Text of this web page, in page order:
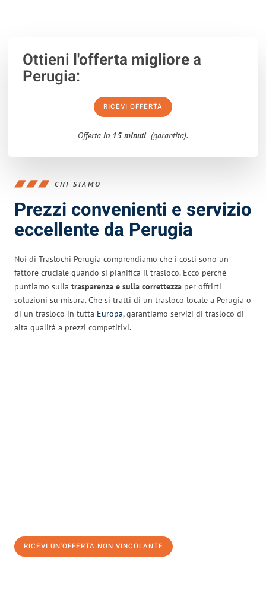
Ottieni l'offerta migliorea
Perugia:
RICEVI OFFERTA
Offerta in 15 minuti (garantita).
CHI SIAMO
Prezzi convenienti e servizio
eccellente da Perugia
Noi di Traslochi Perugia comprendiamo che i costi sono un
fattore cruciale quando si pianifica il trasloco. Ecco perché
puntiamo sulla trasparenza e sulla correttezza per offrirti
soluzioni su misura. Che si tratti di un trasloco locale a Perugia o
di un trasloco in tutta Europa, garantiamo servizi di trasloco di
alta qualità a prezzi competitivi.
RICEVI UN'OFFERTA NON VINCOLANTE